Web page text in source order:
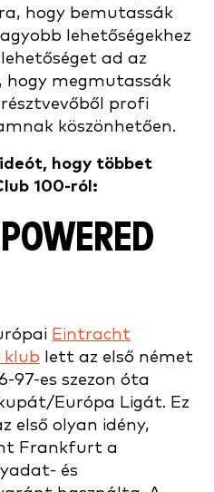
hogy bemutassák
lehetőségekhez
ad az
hogy megmutassák
profi
köszönhetően.
hogy többet
100-ról:
Eintracht
lett az első német
97-es szezon óta
Európa Ligát. Ez
első olyan idény,
Frankfurt a
és